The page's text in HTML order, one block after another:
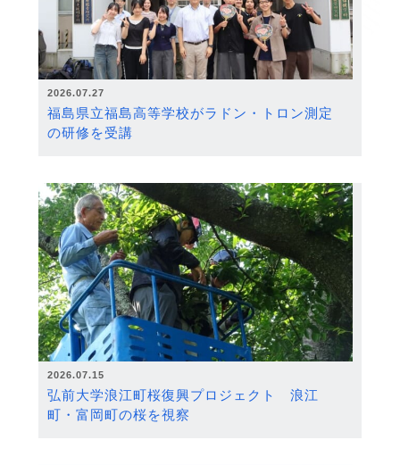
2026.07.27
福島県立福島高等学校がラドン・トロン測定
の研修を受講
2026.07.15
弘前大学浪江町桜復興プロジェクト 浪江
町・富岡町の桜を視察